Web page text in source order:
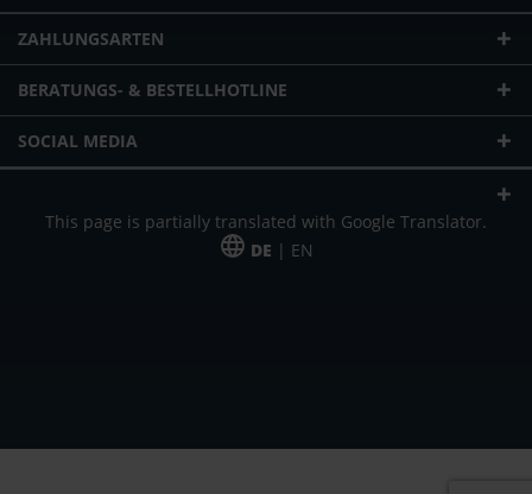
ZAHLUNGSARTEN
BERATUNGS- & BESTELLHOTLINE
SOCIAL MEDIA
This page is partially translated with Google Translator.
DE | EN